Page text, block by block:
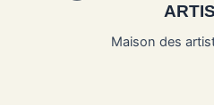
Maison des